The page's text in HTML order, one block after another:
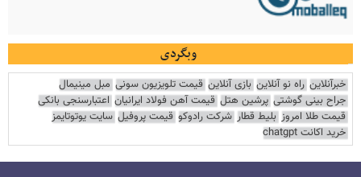
وبگردی
خبرآنلاین راه نو آنلاین بازی آنلاین قیمت تلویزیون سونی مبل مینیمال
جراح بینی گوشتی پرشین هتل قیمت آهن فولاد ایرانیان اعتبارسنجی بانکی
قیمت طلا امروز بلیط قطار شرکت رادوکو قیمت پروفیل سایت یوتوتایمز
خرید اکانت chatgpt